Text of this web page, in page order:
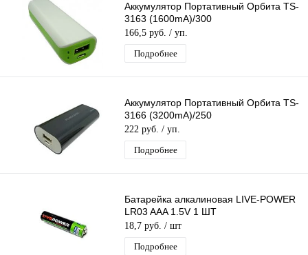
Аккумулятор Портативный Орбита TS-
3163 (1600mA)/300
166,5 руб. / уп.
Подробнее
Аккумулятор Портативный Орбита TS-
3166 (3200mA)/250
222 руб. / уп.
Подробнее
Батарейка алкалиновая LIVE-POWER
LR03 AAA 1.5V 1 ШТ
18,7 руб. / шт
Подробнее